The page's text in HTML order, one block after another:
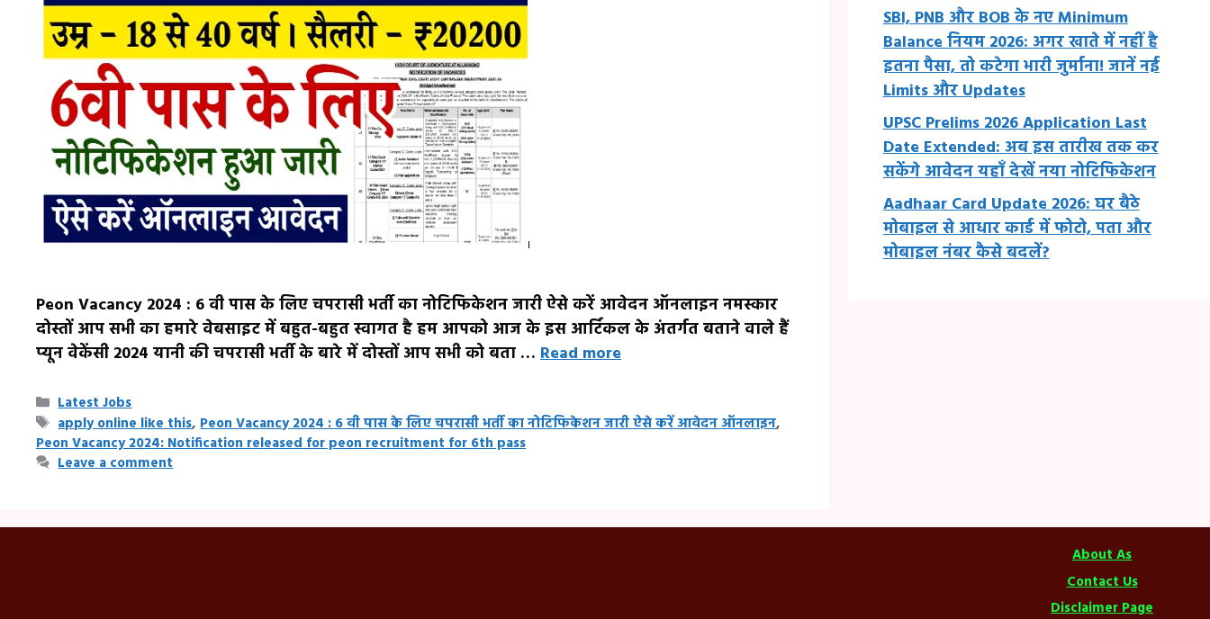
Peon Vacancy 2024 : 6 वी पास के लिए चपरासी भर्ती का नोटिफिकेशन जारी ऐसे करें आवेदन ऑनलाइन नमस्कार
दोस्तों आप सभी का हमारे वेबसाइट में बहुत-बहुत स्वागत है हम आपको आज के इस आर्टिकल के अंतर्गत बताने वाले हैं
प्यून वेकेंसी 2024 यानी की चपरासी भर्ती के बारे में दोस्तों आप सभी को बता … Read more
Categories
Latest Jobs
Tags
apply online like this,Peon Vacancy 2024 : 6 वी पास के लिए चपरासी भर्ती का नोटिफिकेशन जारी ऐसे करें आवेदन ऑनलाइन,
Peon Vacancy 2024: Notification released for peon recruitment for 6th pass
Leave a comment
SBI, PNB और BOB के नए Minimum
Balance नियम 2026: अगर खाते में नहीं है
इतना पैसा, तो कटेगा भारी जुर्माना! जानें नई
Limits और Updates
UPSC Prelims 2026 Application Last
Date Extended: अब इस तारीख तक कर
सकेंगे आवेदन यहाँ देखें नया नोटिफिकेशन
Aadhaar Card Update 2026: घर बैठे
मोबाइल से आधार कार्ड में फोटो, पता और
मोबाइल नंबर कैसे बदलें?
About As
Contact Us
Disclaimer Page